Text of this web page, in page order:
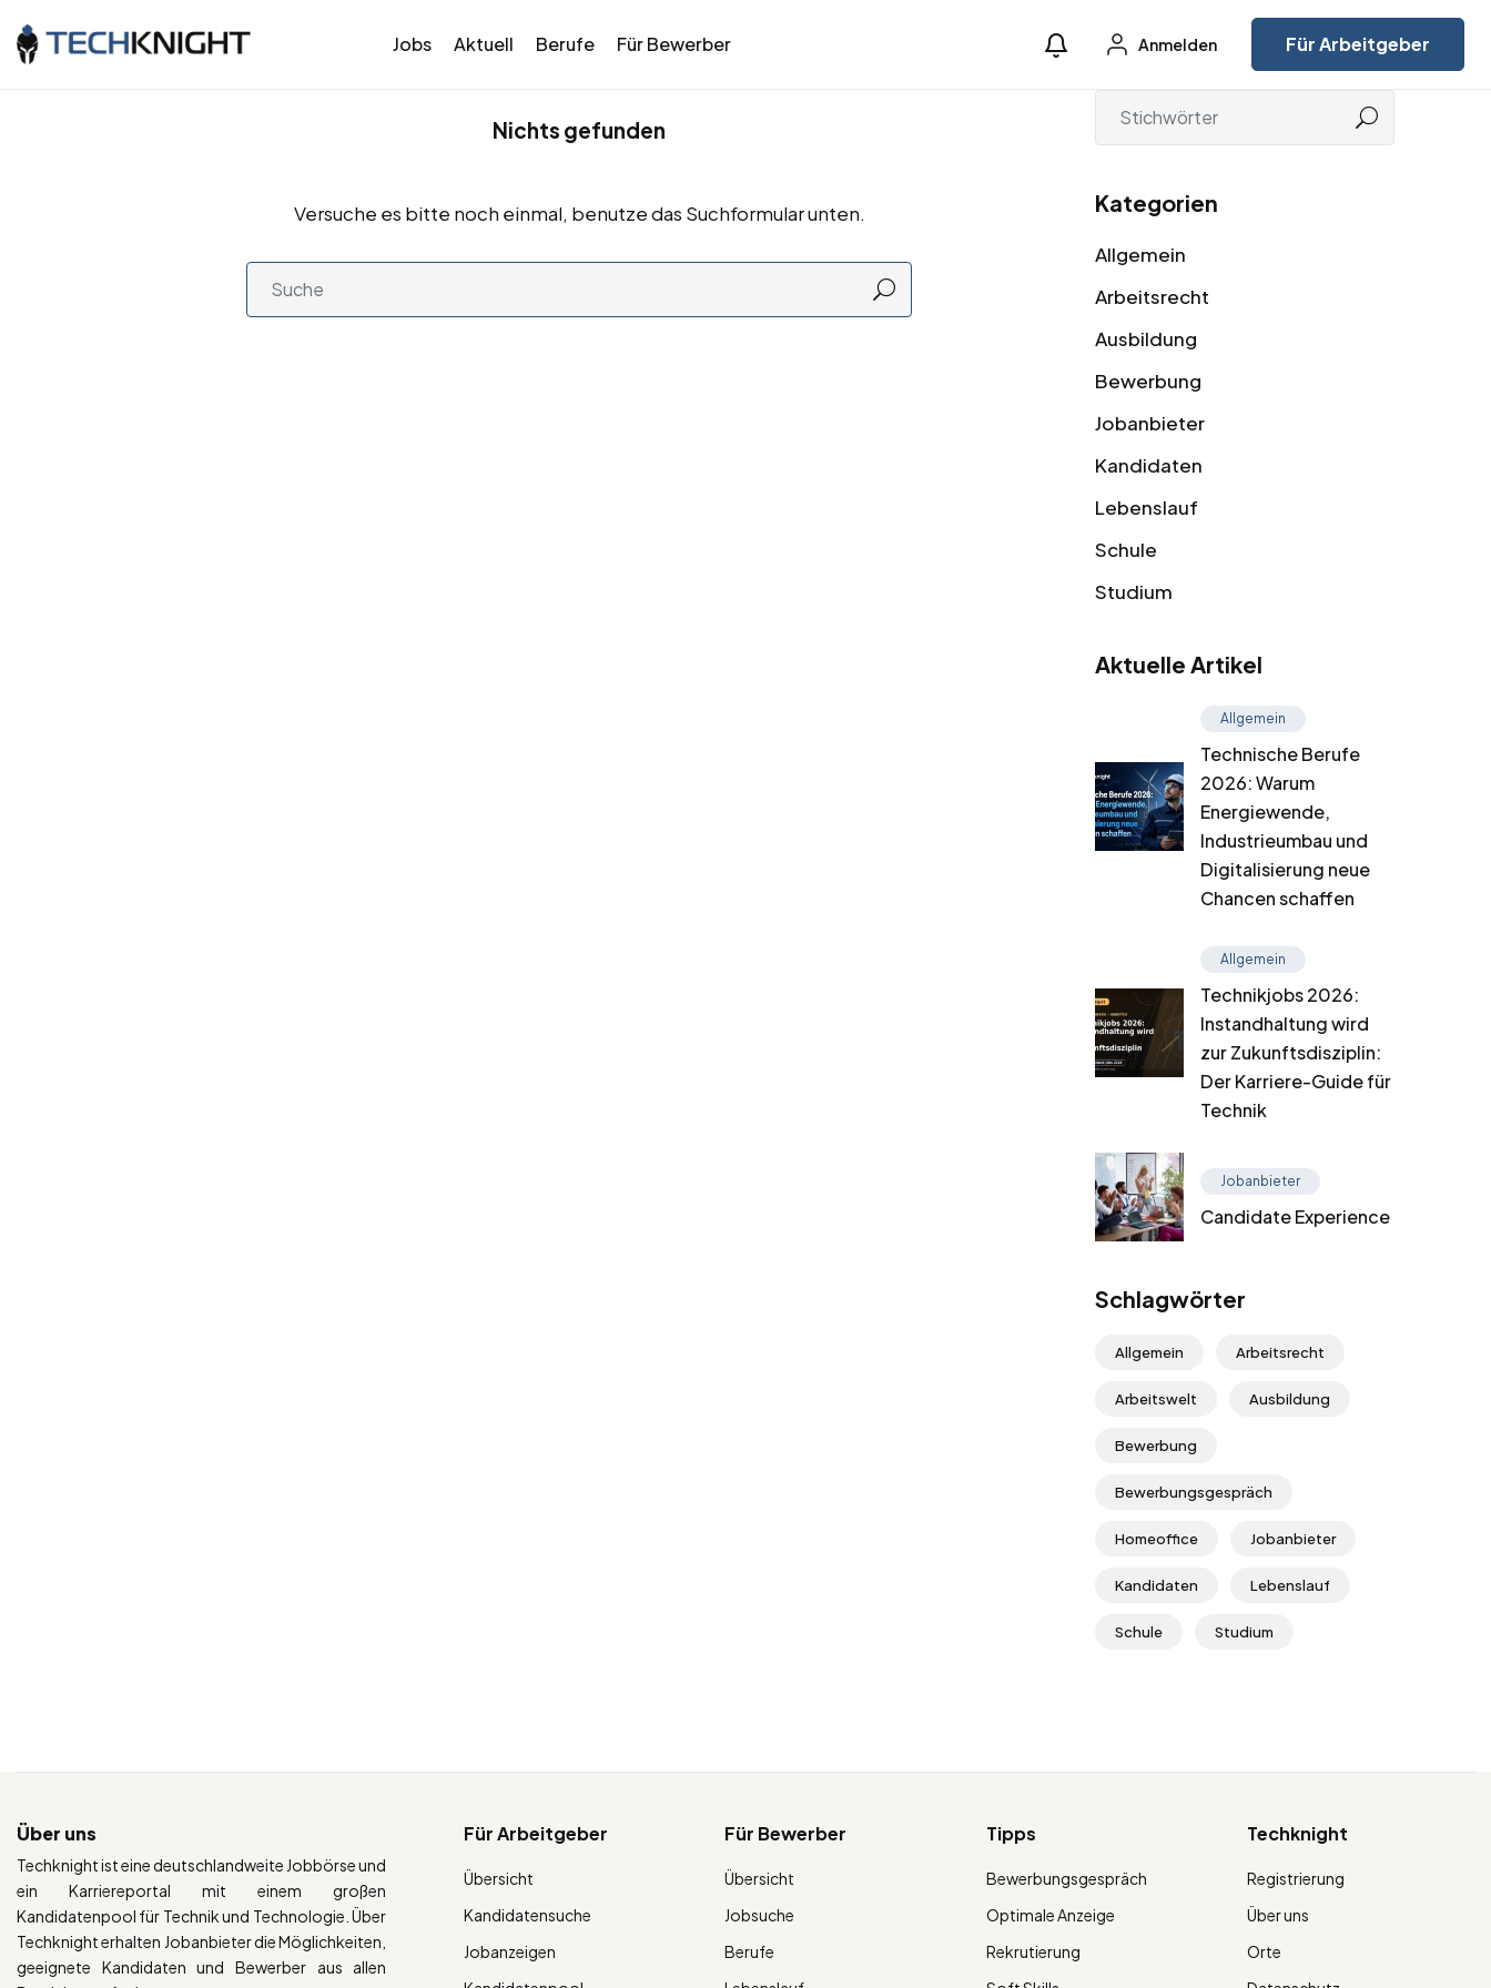
Jobs Aktuell Berufe Für Bewerber Anmelden Für Arbeitgeber
Nichts gefunden
Versuche es bitte noch einmal, benutze das Suchformular unten. Kategorien
Allgemein
Arbeitsrecht
Ausbildung
Bewerbung
Jobanbieter
Kandidaten
Lebenslauf
Schule
Studium
Aktuelle Artikel
Allgemein
Technische Berufe
2026: Warum
Energiewende,
Industrieumbau und
Digitalisierung neue
Chancen schaffen
Allgemein
Technikjobs 2026:
Instandhaltung wird
zur Zukunftsdisziplin:
Der Karriere-Guide für
Technik
Jobanbieter
Candidate Experience
Schlagwörter
Allgemein Arbeitsrecht
Arbeitswelt Ausbildung
Bewerbung
Bewerbungsgespräch
Homeoffice Jobanbieter
Kandidaten Lebenslauf
Schule Studium
Über uns
Techknight ist eine deutschlandweite Jobbörse und
ein Karriereportal mit einem großen
Kandidatenpool für Technik und Technologie. Über
Techknight erhalten Jobanbieter die Möglichkeiten,
geeignete Kandidaten und Bewerber aus allen
Für Arbeitgeber
Übersicht
Kandidatensuche
Jobanzeigen
Für Bewerber
Übersicht
Jobsuche
Berufe
Tipps
Bewerbungsgespräch
Optimale Anzeige
Rekrutierung
Techknight
Registrierung
Über uns
Orte